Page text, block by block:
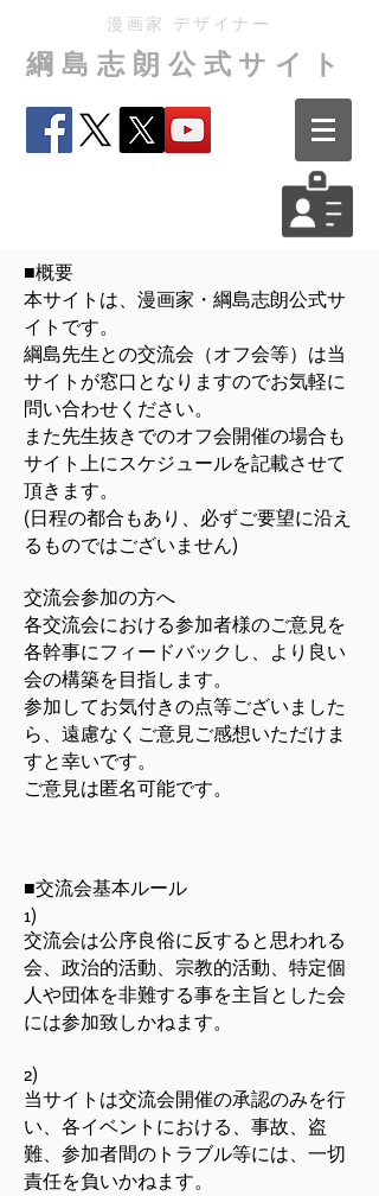
漫画家 デザイナー
綱島志朗公式サイト
■概要
本サイトは、漫画家・綱島志朗公式サ
イトです。
綱島先生との交流会（オフ会等）は当
サイトが窓口となりますのでお気軽に
問い合わせください。
また先生抜きでのオフ会開催の場合も
サイト上にスケジュールを記載させて
頂きます。
(日程の都合もあり、必ずご要望に沿え
るものではございません)
交流会参加の方へ
各交流会における参加者様のご意見を
各幹事にフィードバックし、より良い
会の構築を目指します。
参加してお気付きの点等ございました
ら、遠慮なくご意見ご感想いただけま
すと幸いです。
ご意見は匿名可能です。
■交流会基本ルール
1)
交流会は公序良俗に反すると思われる
会、政治的活動、宗教的活動、特定個
人や団体を非難する事を主旨とした会
には参加致しかねます。
2)
当サイトは交流会開催の承認のみを行
い、各イベントにおける、事故、盗
難、参加者間のトラブル等には、一切
責任を負いかねます。